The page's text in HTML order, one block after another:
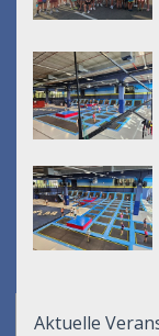
Aktuelle